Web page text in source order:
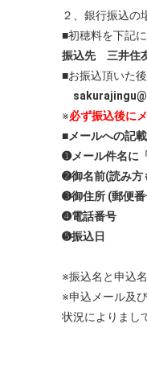
２、銀行振込の
■初穂料を下記
振込先 三井住
■お振込頂いた
※必ず振込後に
■メールへの記
➊メール件名に
➋御名前(読み方
➌御住所 (郵便番
➍電話番号
➎振込日
※振込名と申込
※申込メール及
状況によりまし